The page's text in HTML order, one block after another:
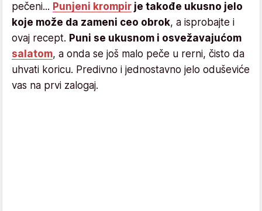
pečeni... Punjeni krompir je takođe ukusno jelo
koje može da zameni ceo obrok, a isprobajte i
ovaj recept. Puni se ukusnom i osvežavajućom
salatom, a onda se još malo peče u rerni, čisto da
uhvati koricu. Predivno i jednostavno jelo oduševiće
vas na prvi zalogaj.